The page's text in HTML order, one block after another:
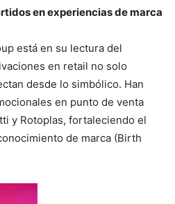
en experiencias de marca
está en su lectura del
en retail no solo
desde lo simbólico. Han
en punto de venta
y Rotoplas, fortaleciendo el
de marca (Birth